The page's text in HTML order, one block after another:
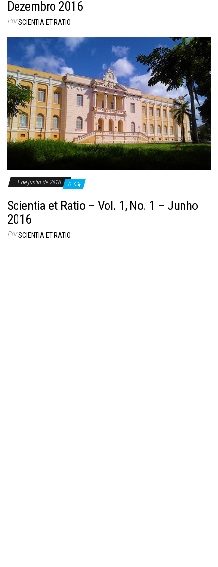
Dezembro 2016
Por SCIENTIA ET RATIO
1 de junho de 2016 0
Scientia et Ratio – Vol. 1, No. 1 – Junho
2016
Por SCIENTIA ET RATIO